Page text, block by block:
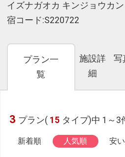
イズナガオカ キンジョウカン
宿コード:S220722
プラン一
覧
施設詳
細
写
3 プラン( 15 タイプ)中 1～3
新着順 人気順 安